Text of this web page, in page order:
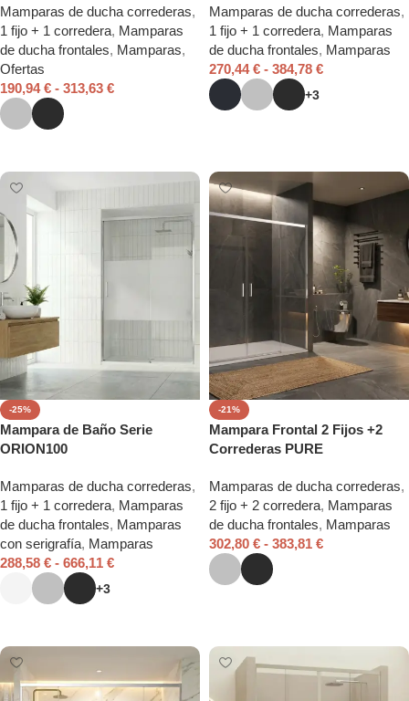
Mamparas de ducha correderas,
1 fijo + 1 corredera, Mamparas
de ducha frontales, Mamparas,
Ofertas
190,94€ - 313,63 €
Mamparas de ducha correderas,
1 fijo + 1 corredera, Mamparas
de ducha frontales, Mamparas
270,44€ - 384,78 €
+3
-25%
Mampara de Baño Serie
ORION100
Mamparas de ducha correderas,
1 fijo + 1 corredera, Mamparas
de ducha frontales, Mamparas
con serigrafía, Mamparas
288,58 € - 666,11 €
+3
-21%
Mampara Frontal 2 Fijos +2
Correderas PURE
Mamparas de ducha correderas,
2 fijo + 2 corredera, Mamparas
de ducha frontales, Mamparas
302,80 € - 383,81 €